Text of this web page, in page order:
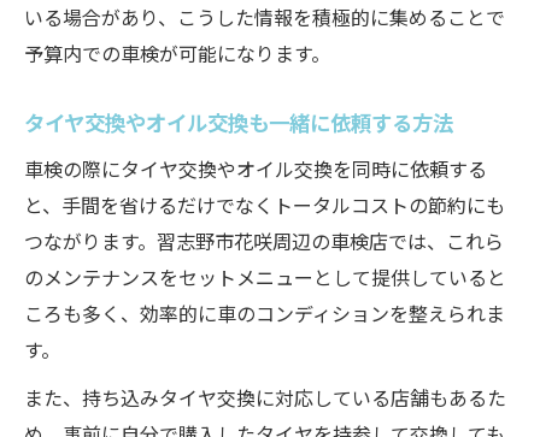
いる場合があり、こうした情報を積極的に集めることで
予算内での車検が可能になります。
タイヤ交換やオイル交換も一緒に依頼する方法
車検の際にタイヤ交換やオイル交換を同時に依頼する
と、手間を省けるだけでなくトータルコストの節約にも
つながります。習志野市花咲周辺の車検店では、これら
のメンテナンスをセットメニューとして提供していると
ころも多く、効率的に車のコンディションを整えられま
す。
また、持ち込みタイヤ交換に対応している店舗もあるた